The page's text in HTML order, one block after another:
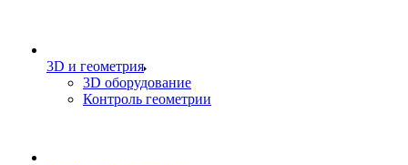
3D и геометрия
3D оборудование
Контроль геометрии